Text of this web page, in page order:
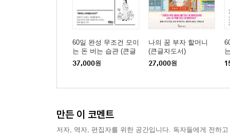
60일 완성 무조건 모이
는 돈 버는 습관 (큰글
자도서)
37,000원
나의 꿈 부자 할머니
(큰글자도서)
27,000원
만든 이 코멘트
저자, 역자, 편집자를 위한 공간입니다. 독자들에게 전하